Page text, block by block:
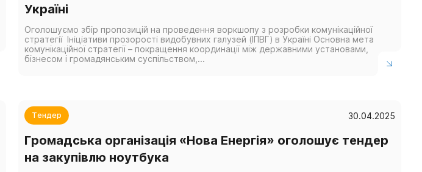
Україні
Оголошуємо збір пропозицій на проведення воркшопу з розробки комунікаційної
стратегії Ініціативи прозорості видобувних галузей (ІПВГ) в Україні Основна мета
комунікаційної стратегії – покращення координації між державними установами,
бізнесом і громадянським суспільством,...
Тендер 30.04.2025
Громадська організація «Нова Енергія» оголошує тендер
на закупівлю ноутбука